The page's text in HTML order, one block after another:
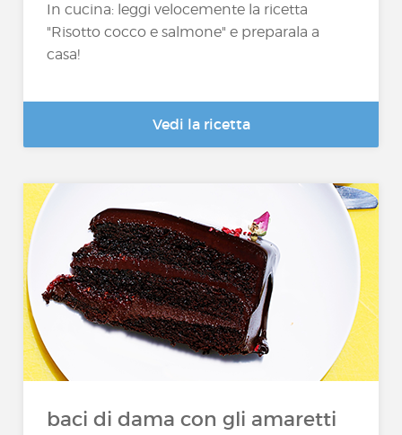
In cucina: leggi velocemente la ricetta
"Risotto cocco e salmone" e preparala a
casa!
Vedi la ricetta
baci di dama con gli amaretti